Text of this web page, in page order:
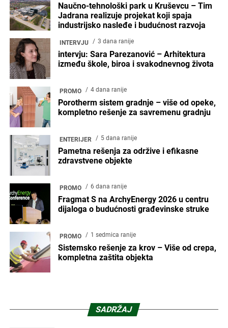
Naučno-tehnološki park u Kruševcu – Tim
Jadrana realizuje projekat koji spaja
industrijsko nasleđe i budućnost razvoja
INTERVJU 3 dana ranije
intervju: Sara Parezanović – Arhitektura
između škole, biroa i svakodnevnog života
PROMO 4 dana ranije
Porotherm sistem gradnje – više od opeke,
kompletno rešenje za savremenu gradnju
ENTERIJER 5 dana ranije
Pametna rešenja za održive i efikasne
zdravstvene objekte
PROMO 6 dana ranije
Fragmat S na ArchyEnergy 2026 u centru
dijaloga o budućnosti građevinske struke
PROMO 1 sedmica ranije
Sistemsko rešenje za krov – Više od crepa,
kompletna zaštita objekta
SADRŽAJ